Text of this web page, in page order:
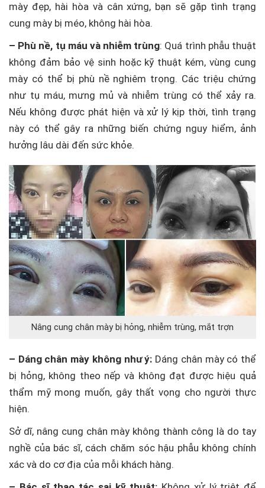
mày đẹp, hài hòa và cân xứng, bạn sẽ gặp tình trạng
cung mày bị méo, không hài hòa.
– Phù nề, tụ máu và nhiễm trùng: Quá trình phẫu thuật
không đảm bảo vệ sinh hoặc kỹ thuật kém, vùng cung
mày có thể bị phù nề nghiêm trọng. Các triệu chứng
như tụ máu, mưng mủ và nhiễm trùng có thể xảy ra.
Nếu không được phát hiện và xử lý kịp thời, tình trạng
này có thể gây ra những biến chứng nguy hiểm, ảnh
hưởng lâu dài đến sức khỏe.
Nâng cung chân mày bị hỏng, nhiễm trùng, mắt trợn
– Dáng chân mày không như ý: Dáng chân mày có thể
bị hỏng, không theo nếp và không đạt được hiệu quả
thẩm mỹ mong muốn, gây thất vọng cho người thực
hiện.
Sở dĩ, nâng cung chân mày không thành công là do tay
nghề của bác sĩ, cách chăm sóc hậu phẫu không chính
xác và do cơ địa của mỗi khách hàng.